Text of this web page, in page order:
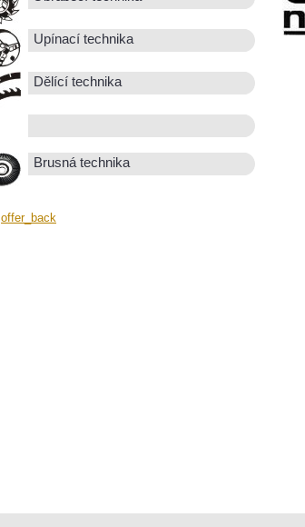
Upínací technika
Dělící technika
Brusná technika
offer_back